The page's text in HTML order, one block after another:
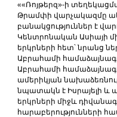
««Ռոյթերզ»-ի
Թրամփի վարչակազմը
բանակցություններ է
Կենտրոնական Ասիայի
երկրների հետ՝ նրանց
Աբրահամի
Աբրահամի
ամերիկյան
նպատակն է Իսրայելի և
երկրների միջև
հարաբերությունների